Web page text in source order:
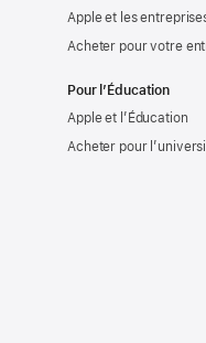
Apple et les
Acheter pour votre
Pour l’Éducation
Apple et l’Éducation
Acheter pour